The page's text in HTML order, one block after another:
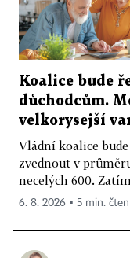
Koalice bude
důchodcům.
velkorysejší
Vládní koalice
zvednout v
necelých 600.
6. 8. 2026 ▪ 5 min.